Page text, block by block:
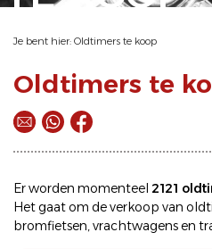
Je bent hier: Oldtimers te koop
Oldtimers te
Er worden momenteel 2121
Het gaat om deverkoop van
bromfietsen,vrachtwagens en